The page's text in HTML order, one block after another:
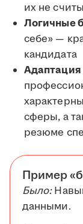
их не
Логичные
себе» —
кандидата
Адаптация
сферы, а
резюме
Пример
Было:
данными.